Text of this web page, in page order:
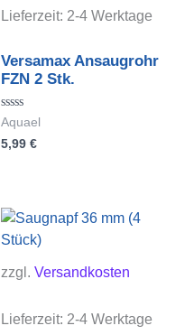
Lieferzeit: 2-4 Werktage
Versamax Ansaugrohr
FZN 2 Stk.
Bewertet
mit
0
Aquael
5,99 €
zzgl. Versandkosten
Lieferzeit: 2-4 Werktage